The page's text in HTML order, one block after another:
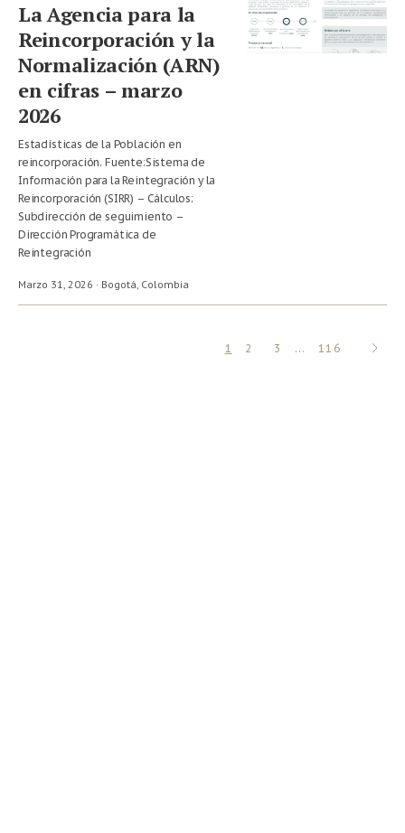
La Agencia para la
Reincorporación y la
Normalización (ARN)
en cifras – marzo
2026
Estadísticas de la Población en
reincorporación. Fuente:Sistema de
Información para la Reintegración y la
Reincorporación ​(SIRR) – Cálculos:
Subdirección de seguimiento –
Dirección Programática de
Reintegración​
Marzo 31, 2026 · Bogotá, Colombia
1 2 3 … 116